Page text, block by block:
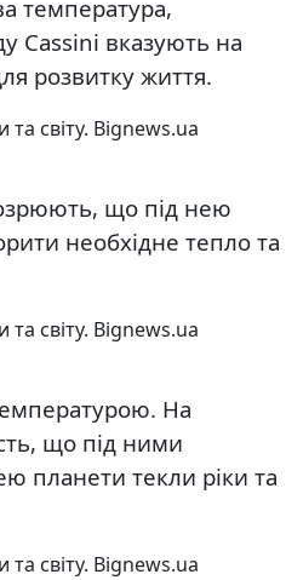
температура,
Cassini вказують на
розвитку життя.
що під нею
необхідне тепло та
На
що під ними
планети текли ріки та